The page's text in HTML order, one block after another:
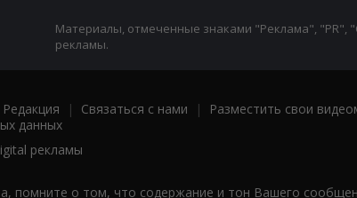
Материалы, отмеченные знаками "Реклама", "PR",
рекламы.
Редакция | Связаться с нами | Разместить свои
данных
рекламы
помните о том, что содержание и тон Вашего